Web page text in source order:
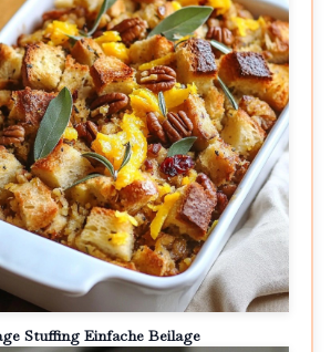
Stuffing Einfache Beilage